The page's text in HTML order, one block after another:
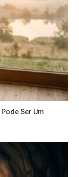
Pode Ser Um